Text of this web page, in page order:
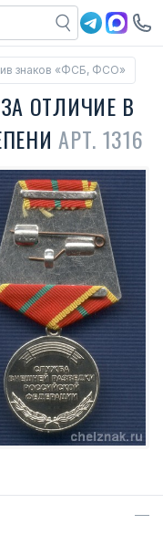
знаков «ФСБ, ФСО»
ОТЛИЧИЕ В
АРТ. 1316